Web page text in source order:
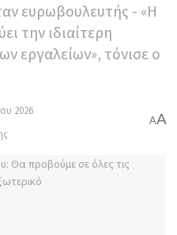
ευρωβουλευτής - «Η
την ιδιαίτερη
εργαλείων», τόνισε ο
2026
AA